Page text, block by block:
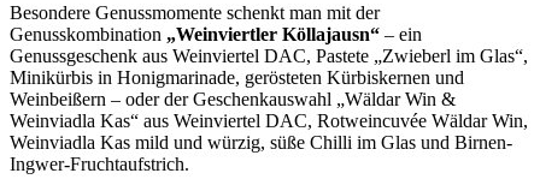
Besondere Genussmomente schenkt man mit der
Genusskombination „Weinviertler Köllajausn“ – ein
Genussgeschenk aus Weinviertel DAC, Pastete „Zwieberl im Glas“,
Minikürbis in Honigmarinade, gerösteten Kürbiskernen und
Weinbeißern – oder der Geschenkauswahl „Wäldar Win &
Weinviadla Kas“ aus Weinviertel DAC, Rotweincuvée Wäldar Win,
Weinviadla Kas mild und würzig, süße Chilli im Glas und Birnen-
Ingwer-Fruchtaufstrich.